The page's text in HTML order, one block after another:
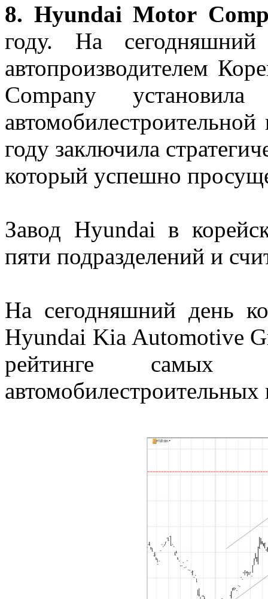
8. Hyundai Motor
году. На
автопроизводителем
Company
году заключила
который успешно
Завод Hyundai в
пяти подразделений и
На сегодняшний день
Hyundai Kia Automotive
рейтинге самых